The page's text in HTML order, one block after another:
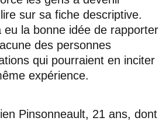
sur sa fiche descriptive.
eu la bonne idée de rapporter
des personnes
qui pourraient en inciter
expérience.
Pinsonneault, 21 ans, dont